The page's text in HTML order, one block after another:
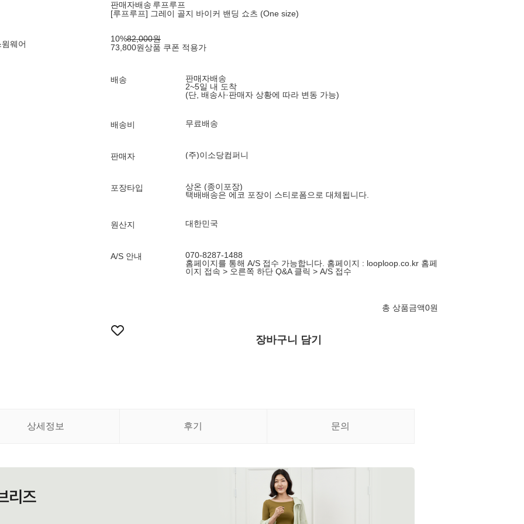
웨어
판매자배송 루프루프
[루프루프] 그레이 골지 바이커 밴딩 쇼츠 (One size)
10%82,000원
73,800원상품 쿠폰 적용가
배송
판매자배송
2~5일 내 도착
(단, 배송사·판매자 상황에 따라 변동 가능)
배송비 무료배송
판매자 (주)이소당컴퍼니
포장타입
상온 (종이포장)
택배배송은 에코 포장이 스티로폼으로 대체됩니다.
원산지 대한민국
A/S 안내
070-8287-1488
홈페이지를 통해 A/S 접수 가능합니다. 홈페이지 : looploop.co.kr 홈페
이지 접속 > 오른쪽 하단 Q&A 클릭 > A/S 접수
총 상품금액0원
장바구니 담기
상세정보 후기 문의